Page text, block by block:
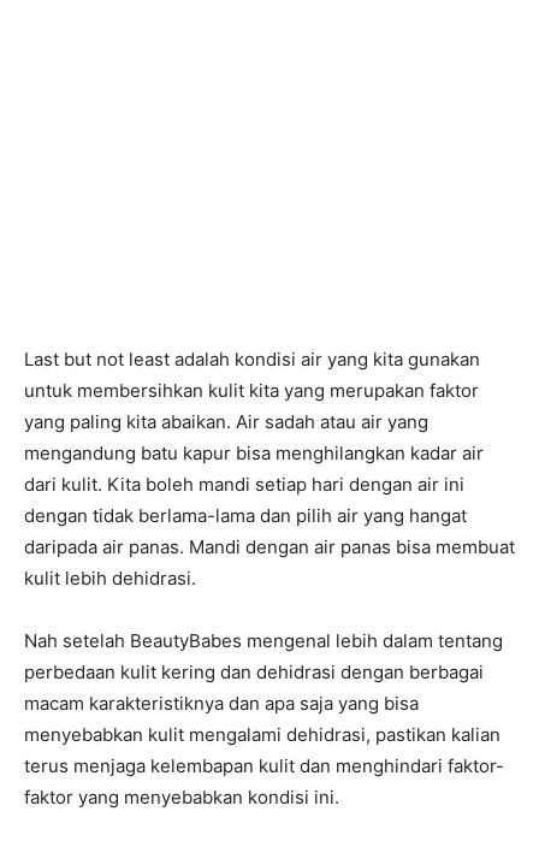
Last but not least adalah kondisi air yang kita gunakan
untuk membersihkan kulit kita yang merupakan faktor
yang paling kita abaikan. Air sadah atau air yang
mengandung batu kapur bisa menghilangkan kadar air
dari kulit. Kita boleh mandi setiap hari dengan air ini
dengan tidak berlama-lama dan pilih air yang hangat
daripada air panas. Mandi dengan air panas bisa membuat
kulit lebih dehidrasi.
Nah setelah BeautyBabes mengenal lebih dalam tentang
perbedaan kulit kering dan dehidrasi dengan berbagai
macam karakteristiknya dan apa saja yang bisa
menyebabkan kulit mengalami dehidrasi, pastikan kalian
terus menjaga kelembapan kulit dan menghindari faktor-
faktor yang menyebabkan kondisi ini.